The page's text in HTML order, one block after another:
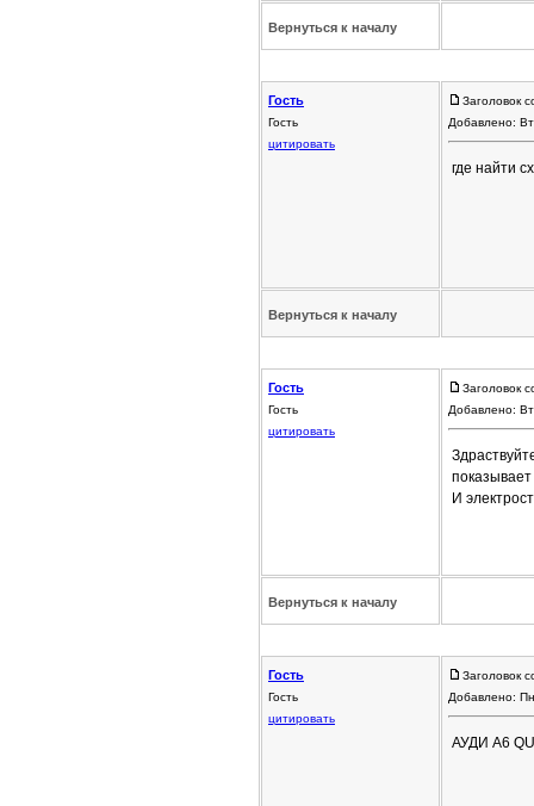
Вернуться к началу
Гость
Гость
цитировать
Заголовок
Добавлено:
где найти
Вернуться к началу
Гость
Гость
цитировать
Заголовок
Добавлено:
И
Вернуться к началу
Гость
Гость
цитировать
Заголовок
Добавлено:
АУДИ А6